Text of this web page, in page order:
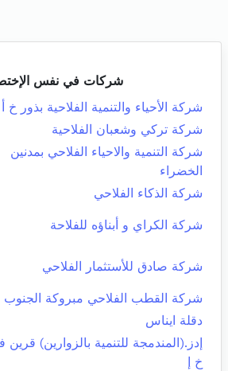
شركات في نفس
شركة الأحياء والتنمية الفلاحية بذور خ أ
شركة تركي وشعبان الفلاحية
شركة التنمية والاحياء الفلاحي بمدنين
الخضراء
شركة الذكاء الفلاحي
شركة الكراي و أبناؤه للفلاحة
شركة صادق للأستثمار الفلاحي
شركة القطب الفلاحي مبروكة الجنوب
دقلة ايناس
إدز.(المندمجة للتنمية بالزوارين) قرين
خ إ